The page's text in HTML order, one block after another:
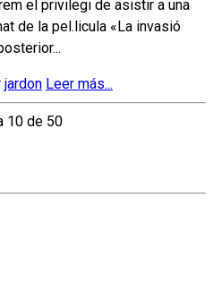
el privilegi de asistir a una
de la pel.licula «La invasió
jardon Leer más...
10 de 50